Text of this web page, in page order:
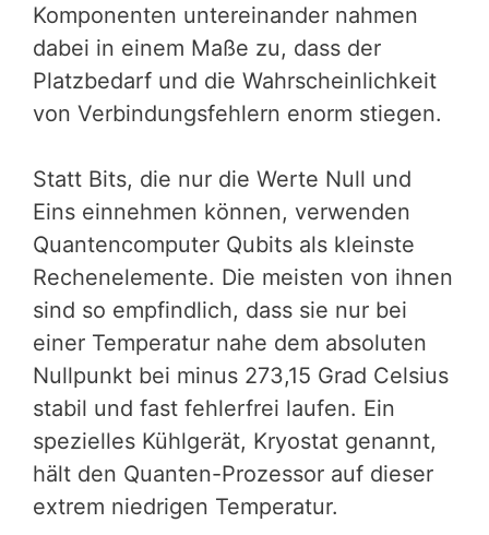
Komponenten untereinander nahmen
dabei in einem Maße zu, dass der
Platzbedarf und die Wahrscheinlichkeit
von Verbindungsfehlern enorm stiegen.
Statt Bits, die nur die Werte Null und
Eins einnehmen können, verwenden
Quantencomputer Qubits als kleinste
Rechenelemente. Die meisten von ihnen
sind so empfindlich, dass sie nur bei
einer Temperatur nahe dem absoluten
Nullpunkt bei minus 273,15 Grad Celsius
stabil und fast fehlerfrei laufen. Ein
spezielles Kühlgerät, Kryostat genannt,
hält den Quanten-Prozessor auf dieser
extrem niedrigen Temperatur.